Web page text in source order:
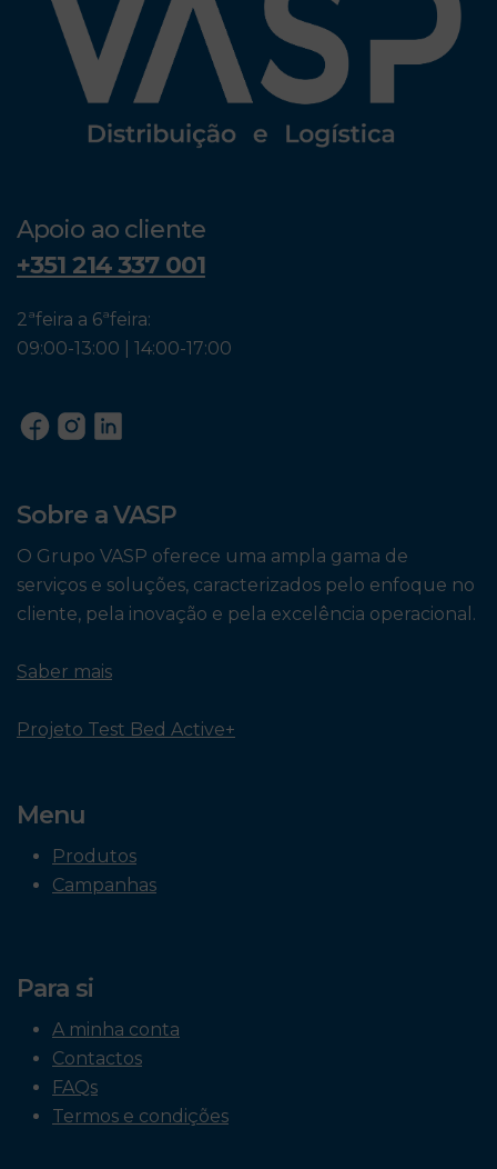
Apoio ao cliente
+351 214 337 001
2ªfeira a 6ªfeira:
09:00-13:00 | 14:00-17:00
Sobre a VASP
O Grupo VASP oferece uma ampla gama de
serviços e soluções, caracterizados pelo enfoque no
cliente, pela inovação e pela excelência operacional.
Saber mais
Projeto Test Bed Active+
Menu
Produtos
Campanhas
Para si
A minha conta
Contactos
FAQs
Termos e condições